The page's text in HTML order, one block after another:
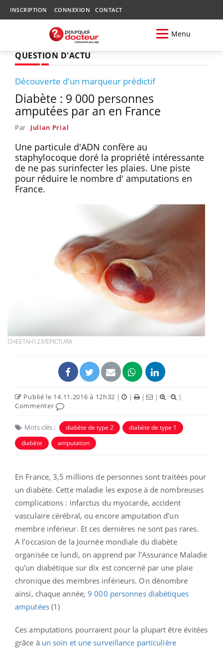
INSCRIPTION CONNEXION CONTACT
Menu
QUESTION D'ACTU
Découverte d'un marqueur prédictif
Diabète : 9 000 personnes
amputées par an en France
Par Julian Prial
Une particule d'ADN confère au
staphylocoque doré la propriété intéressante
de ne pas surinfecter les plaies. Une piste
pour réduire le nombre d' amputations en
France.
CHEETAH123/EPICTURA
Publié le 14.11.2016 à 12h32 | | | |
|
Commenter
Mots clés : diabète de type 2
diabète de type 1
diabète
amputation
En France, 3,5 millions de personnes sont traitées pour
un diabète. Cette maladie les expose à de nombreuses
complications : infarctus du myocarde, accident
vasculaire cérébral, ou encoreamputation d’un
membre inférieur. Et ces dernières ne sont pas rares.
A l’occasion de la Journée mondiale du diabète
organisée ce lundi, on apprend par l’Assurance Maladie
qu'un diabétique sur dix est concerné par une plaie
chronique des membres inférieurs. On dénombre
ainsi, chaque année,9 000 personnes diabétiques
amputées(1)
Cesamputations pourraient pour la plupart être évitées
grâce à un soin et une surveillance particulière